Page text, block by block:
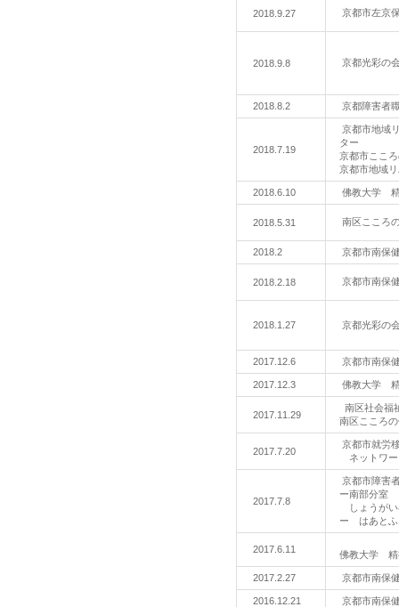
2018.9.27 京都市左京
2018.9.8 京都光彩の
2018.8.2 京都障害者
2018.7.19
京都市地域
ター
京都市ここ
京都市地域
2018.6.10 佛教大学 精
2018.5.31 南区こころ
2018.2 京都市南保
2018.2.18 京都市南保
2018.1.27 京都光彩の
2017.12.6 京都市南保
2017.12.3 佛教大学 精
2017.11.29
南区社会福
南区こころ
2017.7.20
京都市就労
ネットワー
2017.7.8
京都市障害
ー南部分室
しょうがい
ー はあとふ
2017.6.11 佛教大学 精
2017.2.27 京都市南保
2016.12.21 京都市南保